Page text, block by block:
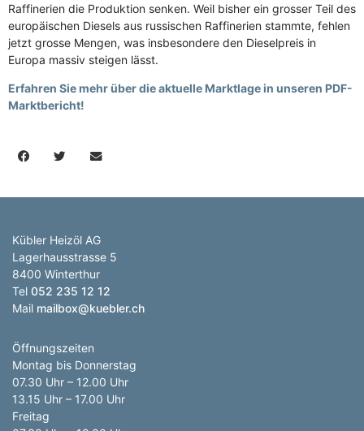
Raffinerien die Produktion senken. Weil bisher ein grosser Teil des
europäischen Diesels aus russischen Raffinerien stammte, fehlen
jetzt grosse Mengen, was insbesondere den Dieselpreis in
Europa massiv steigen lässt.
Erfahren Sie mehr über die aktuelle Marktlage in unseren PDF-
Marktbericht!
Kübler Heizöl AG
Lagerhausstrasse 5
8400 Winterthur
Tel 052 235 12 12
Mail mailbox@kuebler.ch
Öffnungszeiten
Montag bis Donnerstag
07.30 Uhr – 12.00 Uhr
13.15 Uhr – 17.00 Uhr
Freitag